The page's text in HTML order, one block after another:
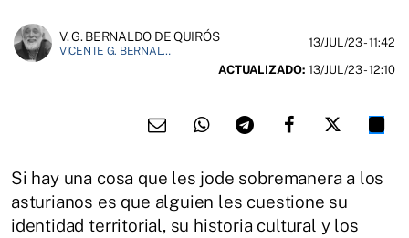
V. G. BERNALDO DE QUIRÓS
VICENTE G. BERNALDO DE QUIROS ES PERIODISTA.
13/JUL/23- 11:42
ACTUALIZADO: 13/JUL/23 - 12:10
Si hay una cosa que les jode sobremanera a los
asturianos es que alguien les cuestione su
identidad territorial, su historia cultural y los